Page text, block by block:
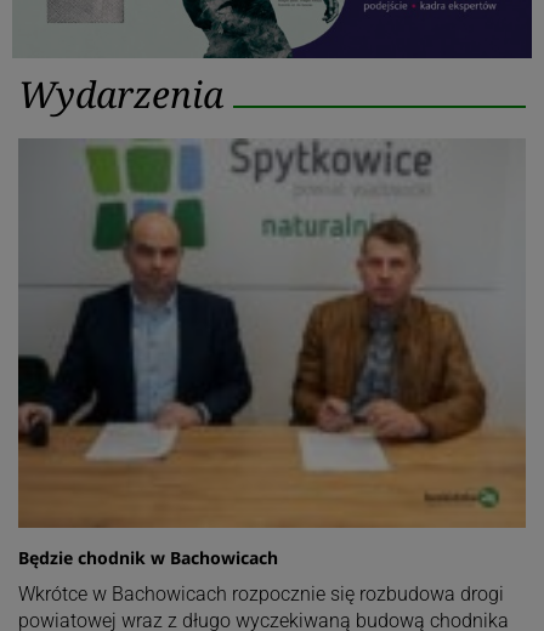
Wydarzenia
Wydarzenia
Będzie chodnik w Bachowicach
Wkrótce w Bachowicach rozpocznie się rozbudowa drogi
powiatowej wraz z długo wyczekiwaną budową chodnika